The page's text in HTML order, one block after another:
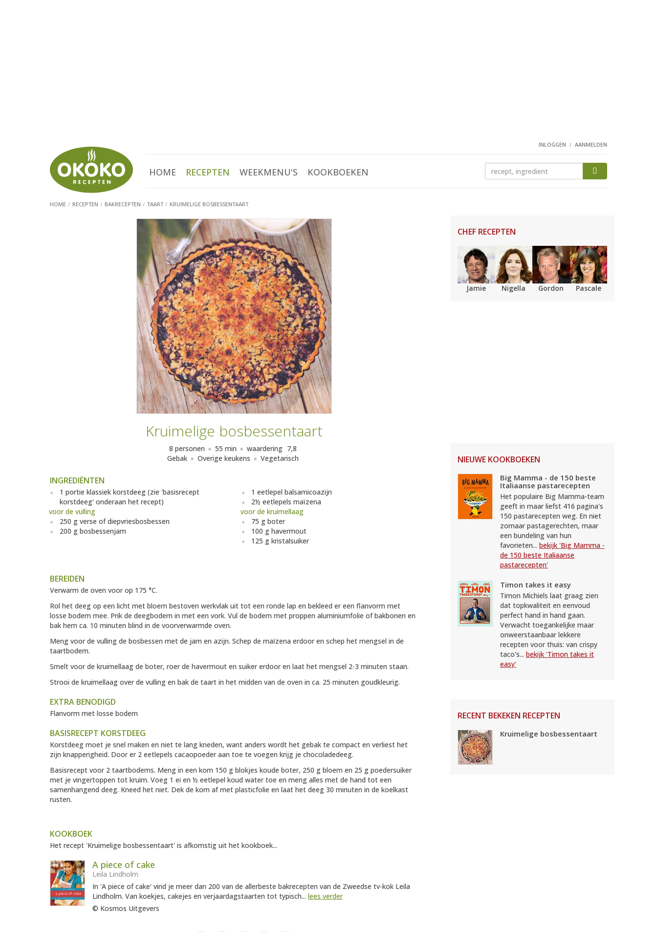
INLOGGEN AANMELDEN
HOME RECEPTEN WEEKMENU'S KOOKBOEKEN
HOME RECEPTEN BAKRECEPTEN TAART KRUIMELIGE BOSBESSENTAART
Kruimelige bosbessentaart
8 personen 55 min waardering 7,8
Gebak
Overige keukens Vegetarisch
INGREDIËNTEN
1 portie klassiek korstdeeg (zie 'basisrecept
korstdeeg' onderaan het recept)
voor de vulling
250 g verse of diepvriesbosbessen
200 g bosbessenjam
1 eetlepel balsamicoazijn
2½ eetlepels maïzena
voor de kruimellaag
75 g boter
100 g havermout
125 g kristalsuiker
BEREIDEN
Verwarm de oven voor op 175 °C.
Rol het deeg op een licht met bloem bestoven werkvlak uit tot een ronde lap en bekleed er een flanvorm met
losse bodem mee. Prik de deegbodem in met een vork. Vul de bodem met proppen aluminiumfolie of bakbonen en
bak hem ca. 10 minuten blind in de voorverwarmde oven.
Meng voor de vulling de bosbessen met de jam en azijn. Schep de maïzena erdoor en schep het mengsel in de
taartbodem.
Smelt voor de kruimellaag de boter, roer de havermout en suiker erdoor en laat het mengsel 2-3 minuten staan.
Strooi de kruimellaag over de vulling en bak de taart in het midden van de oven in ca. 25 minuten goudkleurig.
EXTRA BENODIGD
Flanvorm met losse bodem
BASISRECEPT KORSTDEEG
Korstdeeg moet je snel maken en niet te lang kneden, want anders wordt het gebak te compact en verliest het
zijn knapperigheid. Door er 2 eetlepels cacaopoeder aan toe te voegen krijg je chocoladedeeg.
Basisrecept voor 2 taartbodems. Meng in een kom 150 g blokjes koude boter, 250 g bloem en 25 g poedersuiker
met je vingertoppen tot kruim. Voeg 1 ei en ½ eetlepel koud water toe en meng alles met de hand tot een
samenhangend deeg. Kneed het niet. Dek de kom af met plasticfolie en laat het deeg 30 minuten in de koelkast
rusten.
KOOKBOEK
Het recept 'Kruimelige bosbessentaart' is afkomstig uit het kookboek...
A piece of cake
Leila Lindholm
In 'A piece of cake' vind je meer dan 200 van de allerbeste bakrecepten van de Zweedse tv-kok Leila
Lindholm. Van koekjes, cakejes en verjaardagstaarten tot typisch... lees verder
© Kosmos Uitgevers
CHEF RECEPTEN
Jamie Nigella Gordon Pascale
NIEUWE KOOKBOEKEN
Big Mamma - de 150 beste
Italiaanse pastarecepten
Het populaire Big Mamma-team
geeft in maar liefst 416 pagina's
150 pastarecepten weg. En niet
zomaar pastagerechten, maar
een bundeling van hun
favorieten... bekijk 'Big Mamma -
de 150 beste Italiaanse
pastarecepten'
Timon takes it easy
Timon Michiels laat graag zien
dat topkwaliteit en eenvoud
perfect hand in hand gaan.
Verwacht toegankelijke maar
onweerstaanbaar lekkere
recepten voor thuis: van crispy
taco's... bekijk 'Timon takes it
easy'
RECENT BEKEKEN RECEPTEN
Kruimelige bosbessentaart